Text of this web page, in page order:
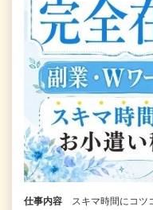
仕事内容
スキマ時間にコツ